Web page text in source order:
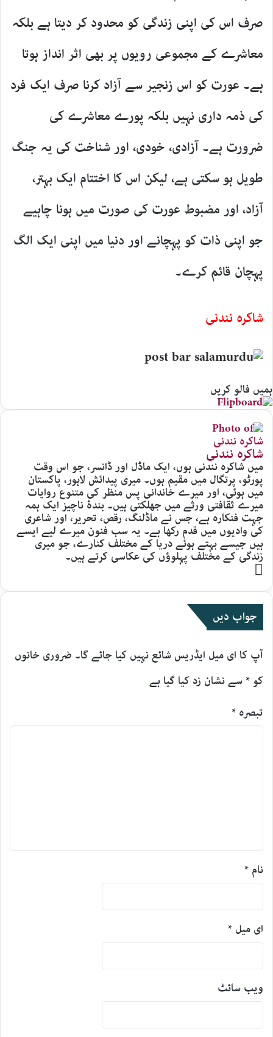
صرف اس کی اپنی زندگی کو محدود کر دیتا ہے بلکہ
معاشرے کے مجموعی رویوں پر بھی اثر انداز ہوتا
ہے۔ عورت کو اس زنجیر سے آزاد کرنا صرف ایک فرد
کی ذمہ داری نہیں بلکہ پورے معاشرے کی
ضرورت ہے۔ آزادی، خودی، اور شناخت کی یہ جنگ
طویل ہو سکتی ہے، لیکن اس کا اختتام ایک بہتر،
آزاد، اور مضبوط عورت کی صورت میں ہونا چاہیے
جو اپنی ذات کو پہچانے اور دنیا میں اپنی ایک الگ
پہچان قائم کرے۔
شاکرہ نندنی
ہمیں فالو کریں
شاکرہ نندنی
میں شاکرہ نندنی ہوں، ایک ماڈل اور ڈانسر، جو اس وقت
پورٹو، پرتگال میں مقیم ہوں۔ میری پیدائش لاہور، پاکستان
میں ہوئی، اور میرے خاندانی پس منظر کی متنوع روایات
میرے ثقافتی ورثے میں جھلکتی ہیں۔ بندۂ ناچیز ایک ہمہ
جہت فنکارہ ہے، جس نے ماڈلنگ، رقص، تحریر، اور شاعری
کی وادیوں میں قدم رکھا ہے۔ یہ سب فنون میرے لیے ایسے
ہیں جیسے بہتے ہوئے دریا کے مختلف کنارے، جو میری
زندگی کے مختلف پہلوؤں کی عکاسی کرتے ہیں۔
جواب دیں
آپ کا ای میل ایڈریس شائع نہیں کیا جائے گا۔ ضروری خانوں
کو *سے نشان زد کیا گیا ہے
تبصرہ *
نام *
ای میل *
ویب‌ سائٹ